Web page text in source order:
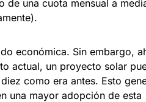
de una cuota mensual a
económica. Sin embargo,
actual, un proyecto solar
como era antes. Esto
una mayor adopción de esta